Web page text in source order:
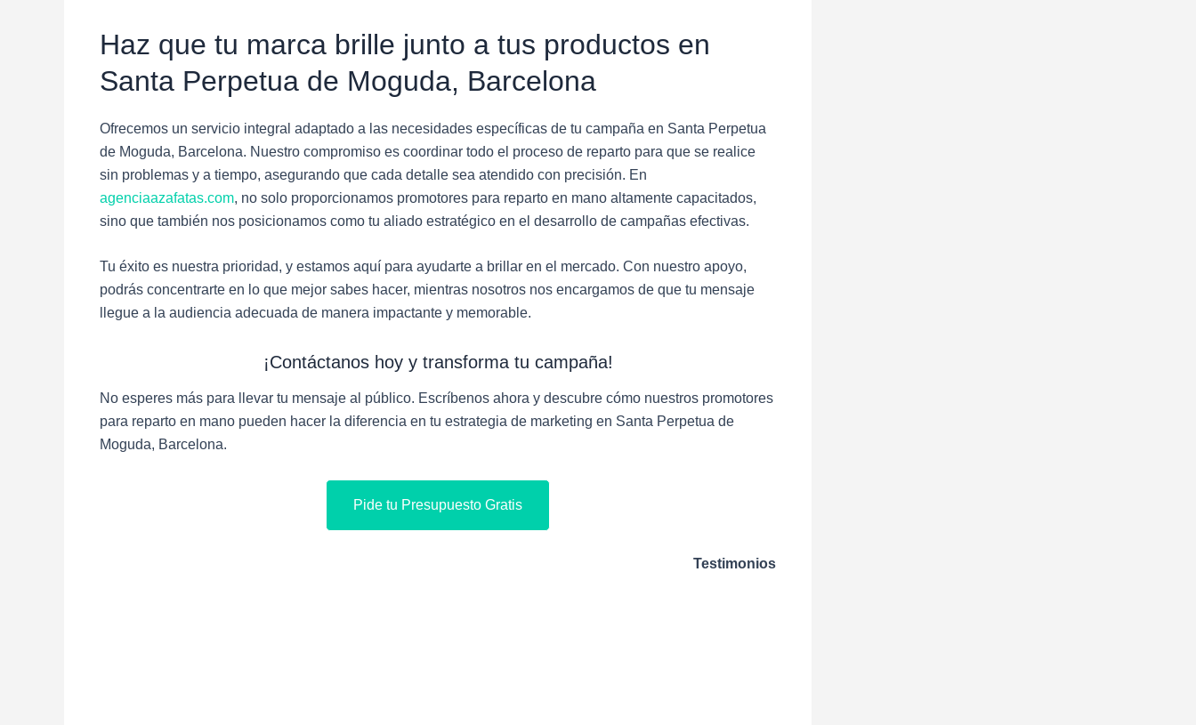
Haz que tu marca brille junto a tus productos en
Santa Perpetua de Moguda, Barcelona
Ofrecemos un servicio integral adaptado a las necesidades específicas de tu campaña en Santa Perpetua
de Moguda, Barcelona. Nuestro compromiso es coordinar todo el proceso de reparto para que se realice
sin problemas y a tiempo, asegurando que cada detalle sea atendido con precisión. En
agenciaazafatas.com, no solo proporcionamos promotores para reparto en mano altamente capacitados,
sino que también nos posicionamos como tu aliado estratégico en el desarrollo de campañas efectivas.
Tu éxito es nuestra prioridad, y estamos aquí para ayudarte a brillar en el mercado. Con nuestro apoyo,
podrás concentrarte en lo que mejor sabes hacer, mientras nosotros nos encargamos de que tu mensaje
llegue a la audiencia adecuada de manera impactante y memorable.
¡Contáctanos hoy y transforma tu campaña!
No esperes más para llevar tu mensaje al público. Escríbenos ahora y descubre cómo nuestros promotores
para reparto en mano pueden hacer la diferencia en tu estrategia de marketing en Santa Perpetua de
Moguda, Barcelona.
Pide tu Presupuesto Gratis
Testimonios